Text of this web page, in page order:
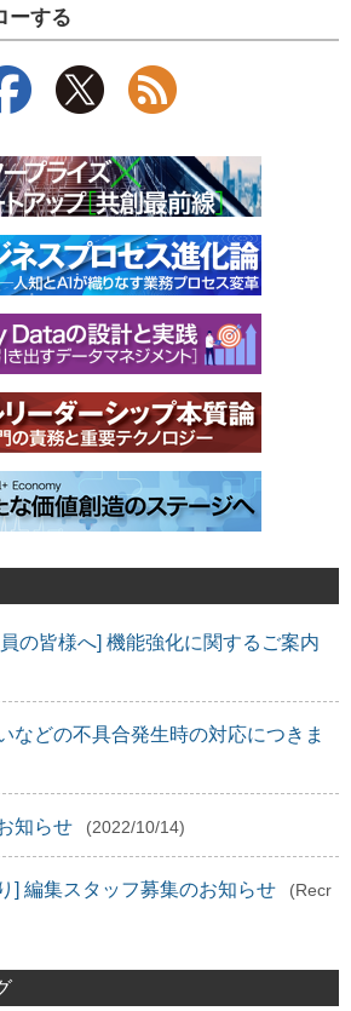
ーする
の皆様へ] 機能強化に関するご案内
などの不具合発生時の対応につきま
知らせ (2022/10/14)
] 編集スタッフ募集のお知らせ
(Recr